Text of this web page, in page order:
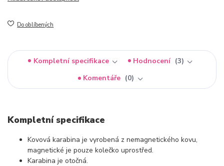
Do oblíbených
Kompletní specifikace Hodnocení
3
Komentáře
0
Kompletní specifikace
Kovová karabina je vyrobená z nemagnetického kovu,
magnetické je pouze kolečko uprostřed.
Karabina je otočná.